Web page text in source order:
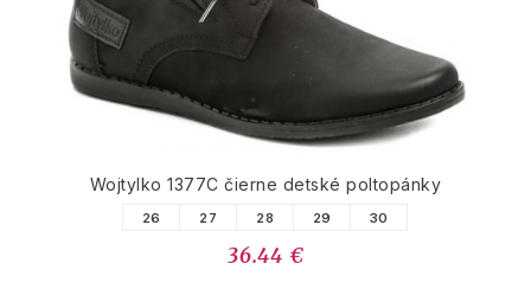
Wojtylko 1377C čierne detské poltopánky
26 27 28 29 30
36.44 €